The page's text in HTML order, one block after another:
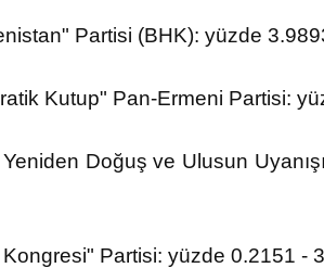
Partisi (BHK): yüzde
Kutup" Pan-Ermeni Partisi:
Doğuş ve Ulusun
Partisi: yüzde 0.2151 -